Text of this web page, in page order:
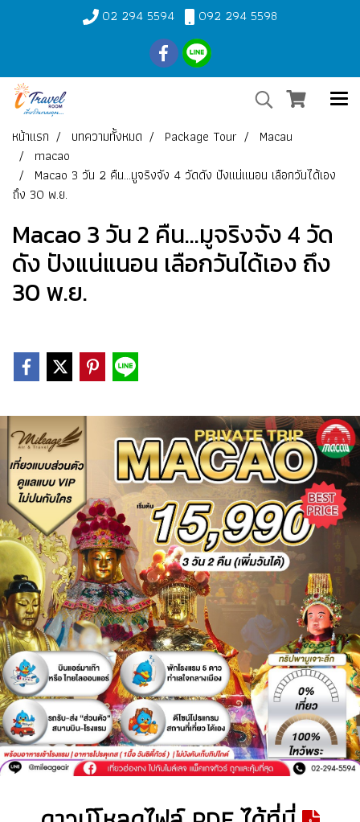
02 294 5594 092 294 5598
หน้าแรก บทความทั้งหมด Package Tour
Macau
macao
Macao 3 วัน 2 คืน...มูจริงจัง 4 วัดดัง ปังแน่แนอน เลือกวันได้เอง
ถึง 30 พ.ย.
Macao 3 วัน 2 คืน...มูจริงจัง 4 วัด
ดัง ปังแน่แนอน เลือกวันได้เอง ถึง
30 พ.ย.